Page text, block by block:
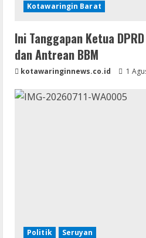
Kotawaringin Barat
Ini Tanggapan Ketua
dan Antrean BBM
kotawaringinnews.co.id 1
Politik Seruyan